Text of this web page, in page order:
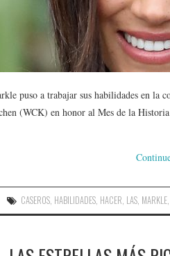
puso a trabajar sus habilidades en la
(WCK) en honor al Mes de la
CASEROS, HABILIDADES, HACER, LAS, MARKLE,